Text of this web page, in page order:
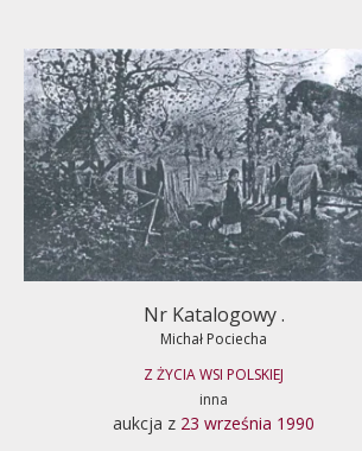
Nr Katalogowy .
Michał Pociecha
Z ŻYCIA WSI POLSKIEJ
inna
aukcja z 23 września 1990